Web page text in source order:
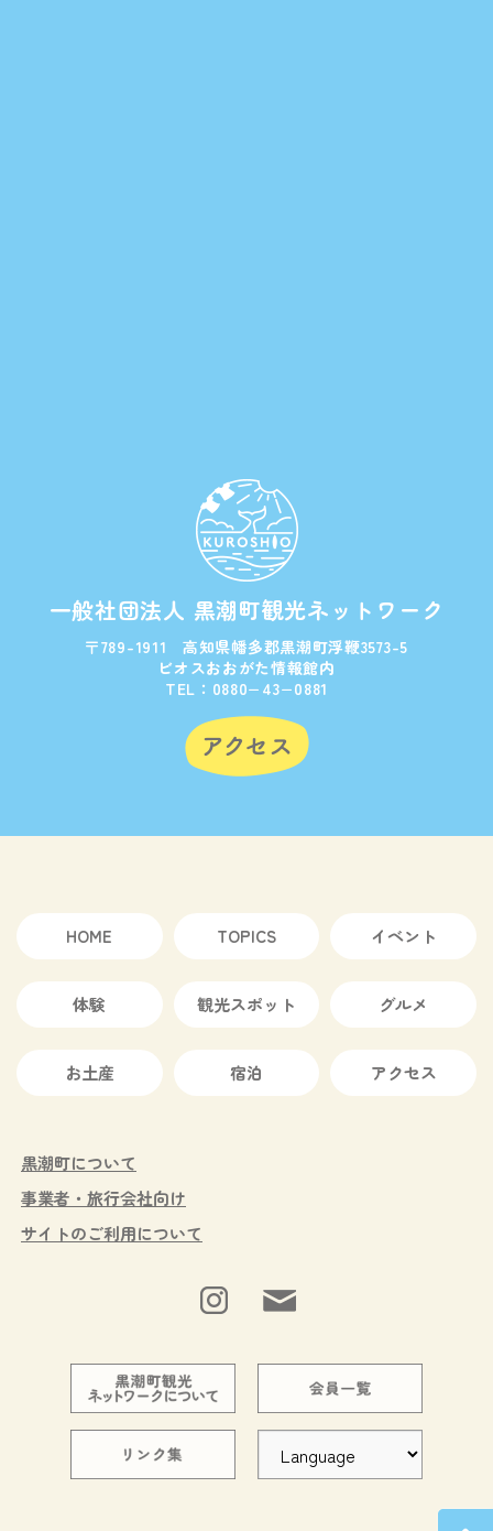
一般社団法人 黒潮町観光ネットワーク
〒789-1911 高知県幡多郡黒潮町浮鞭3573-5
ビオスおおがた情報館内
TEL：0880−43−0881
HOME TOPICS イベント
体験 観光スポット グルメ
お土産 宿泊 アクセス
黒潮町について
事業者・旅行会社向け
サイトのご利用について